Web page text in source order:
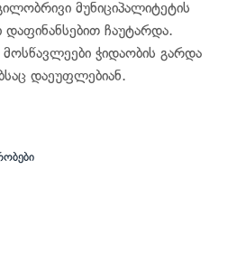
მუნიციპალიტეტის
ჩაუტარდა.
ჭიდაობის გარდა
დაეუფლებიან.